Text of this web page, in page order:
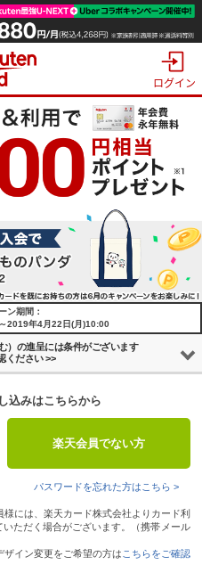
ログイン
ン期間：
2019年4月22日(月)10:00
）の進呈には条件がございます
ください >>
込みはこちらから
楽天会員でない方
パスワードを忘れた方はこちら >
には、楽天カード株式会社よりカード利
ただく場合がございます。（携帯メール
イン変更をご希望の方は こちらをご確認